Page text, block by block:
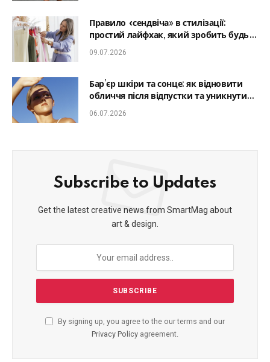
Правило «сендвіча» в стилізації:
простий лайфхак, який зробить будь-
який образ гармонійним
09.07.2026
Бар’єр шкіри та сонце: як відновити
обличчя після відпустки та уникнути
фотостаріння
06.07.2026
Subscribe to Updates
Get the latest creative news from SmartMag about
art & design.
By signing up, you agree to the our terms and our
Privacy Policy agreement.